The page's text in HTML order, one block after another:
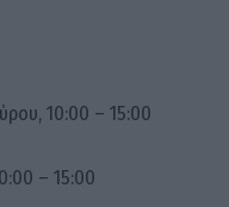
10:00 – 15:00
– 15:00